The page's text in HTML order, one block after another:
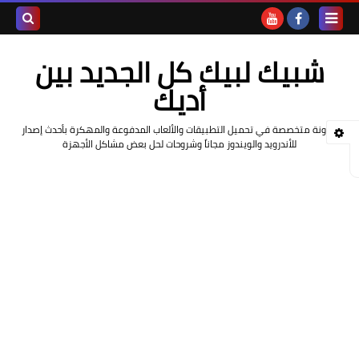
المدونةشبيك لبيك كل الجديد بين
أديك
مدونة متخصصة في تحميل التطبيقات والألعاب المدفوعة والمهكرة بأحدث إصدار
للأندرويد والويندوز مجاناً وشروحات لحل بعض مشاكل الأجهزة